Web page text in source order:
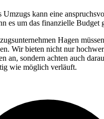
Umzugs kann eine
es um das finanzielle Budget
Hagen
Wir bieten nicht nur
an, sondern achten auch
wie möglich verläuft.